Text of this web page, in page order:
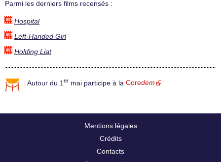
Parmi les derniers films recensés :
Hospital
Left-Handed Girl
Holding Liat
Autour du 1 er mai participe à la Coredem
Mentions légales
Crédits
Contacts